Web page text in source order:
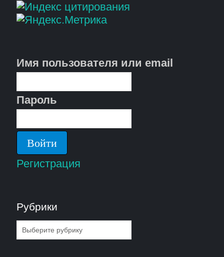
Имя пользователя или email
Пароль
Регистрация
Рубрики
Рубрики